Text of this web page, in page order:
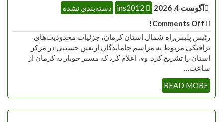
آگوست 4, 2026
دسته‌بندی نشده
رئیس پلیس‌راه شمال استان کرمان، جزئیات محدودیت‌های
ترافیکی مربوط به مراسم جاماندگان اربعین حسینی در مرکز
استان را تشریح کرد. وی اعلام کرد که مسیر جوپار به کرمان از
ساعت…
READ MORE